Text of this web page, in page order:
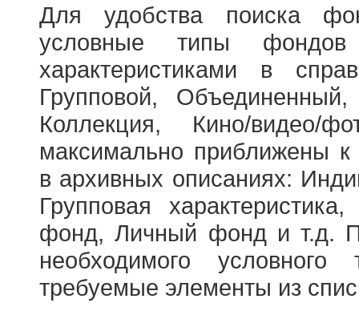
Для удобства поиска
условные типы
характеристиками в
Групповой,
Коллекция, Кино/
максимально приближены
в архивных описаниях:
Групповая
фонд, Личный фонд и т.д.
необходимого
требуемые элементы из